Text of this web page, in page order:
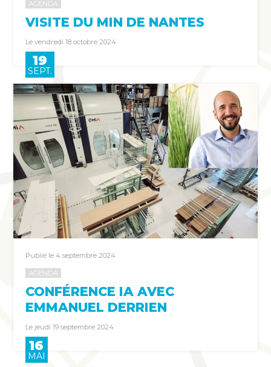
AGENDA
VISITE DU MIN DE NANTES
Le vendredi 18 octobre 2024
19
SEPT.
Publié le 4 septembre 2024
AGENDA
CONFÉRENCE IA AVEC
EMMANUEL DERRIEN
Le jeudi 19 septembre 2024
16
MAI